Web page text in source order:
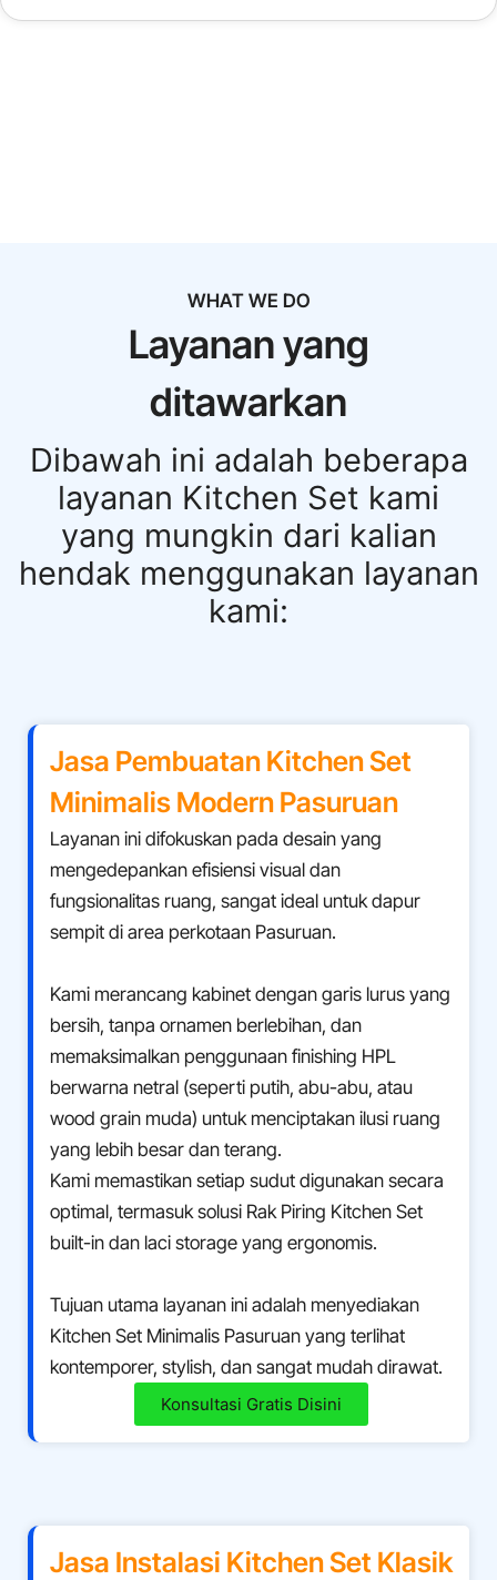
WHAT WE DO
Layanan yang
ditawarkan
Dibawah ini adalah beberapa
layanan Kitchen Set kami
yang mungkin dari kalian
hendak menggunakan layanan
kami:
Jasa Pembuatan Kitchen Set
Minimalis Modern Pasuruan
Layanan ini difokuskan pada desain yang
mengedepankan efisiensi visual dan
fungsionalitas ruang, sangat ideal untuk dapur
sempit di area perkotaan Pasuruan.
Kami merancang kabinet dengan garis lurus yang
bersih, tanpa ornamen berlebihan, dan
memaksimalkan penggunaan finishing HPL
berwarna netral (seperti putih, abu-abu, atau
wood grain muda) untuk menciptakan ilusi ruang
yang lebih besar dan terang.
Kami memastikan setiap sudut digunakan secara
optimal, termasuk solusi Rak Piring Kitchen Set
built-in dan laci storage yang ergonomis.
Tujuan utama layanan ini adalah menyediakan
Kitchen Set Minimalis Pasuruan yang terlihat
kontemporer, stylish, dan sangat mudah dirawat.
Konsultasi Gratis Disini
Jasa Instalasi Kitchen Set Klasik